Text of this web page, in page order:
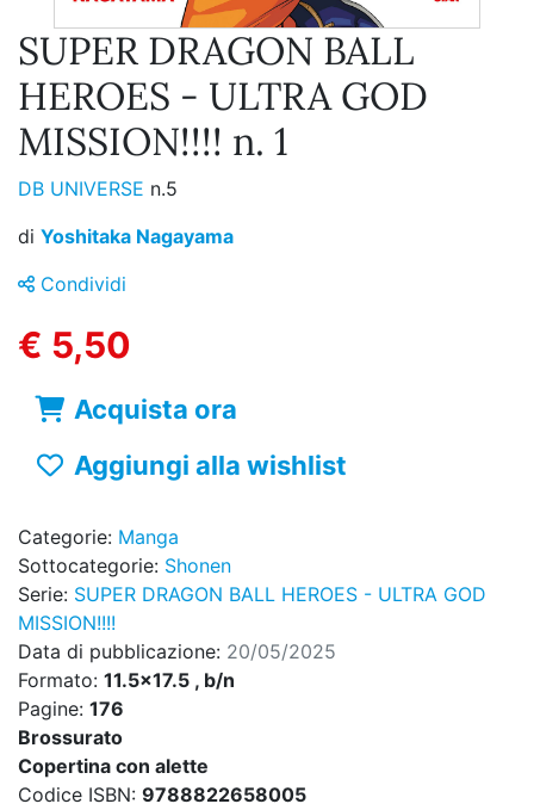
SUPER DRAGON BALL
HEROES - ULTRA GOD
MISSION!!!! n. 1
DB UNIVERSE n.5
di Yoshitaka Nagayama
Condividi
€ 5,50
Acquista ora
Aggiungi alla wishlist
Categorie: Manga
Sottocategorie: Shonen
Serie: SUPER DRAGON BALL HEROES - ULTRA GOD
MISSION!!!!
Data di pubblicazione: 20/05/2025
Formato: 11.5x17.5 , b/n
Pagine: 176
Brossurato
Copertina con alette
Codice ISBN: 9788822658005